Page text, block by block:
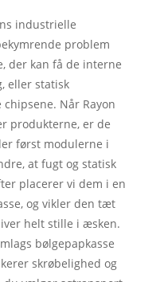
industrielle
problem
der kan få de interne
eller statisk
Når Rayon
produkterne, er de
først modulerne i
at fugt og statisk
placerer vi dem i en
og vikler den tæt
helt stille i æsken.
bølgepapkasse
skrøbelighed og